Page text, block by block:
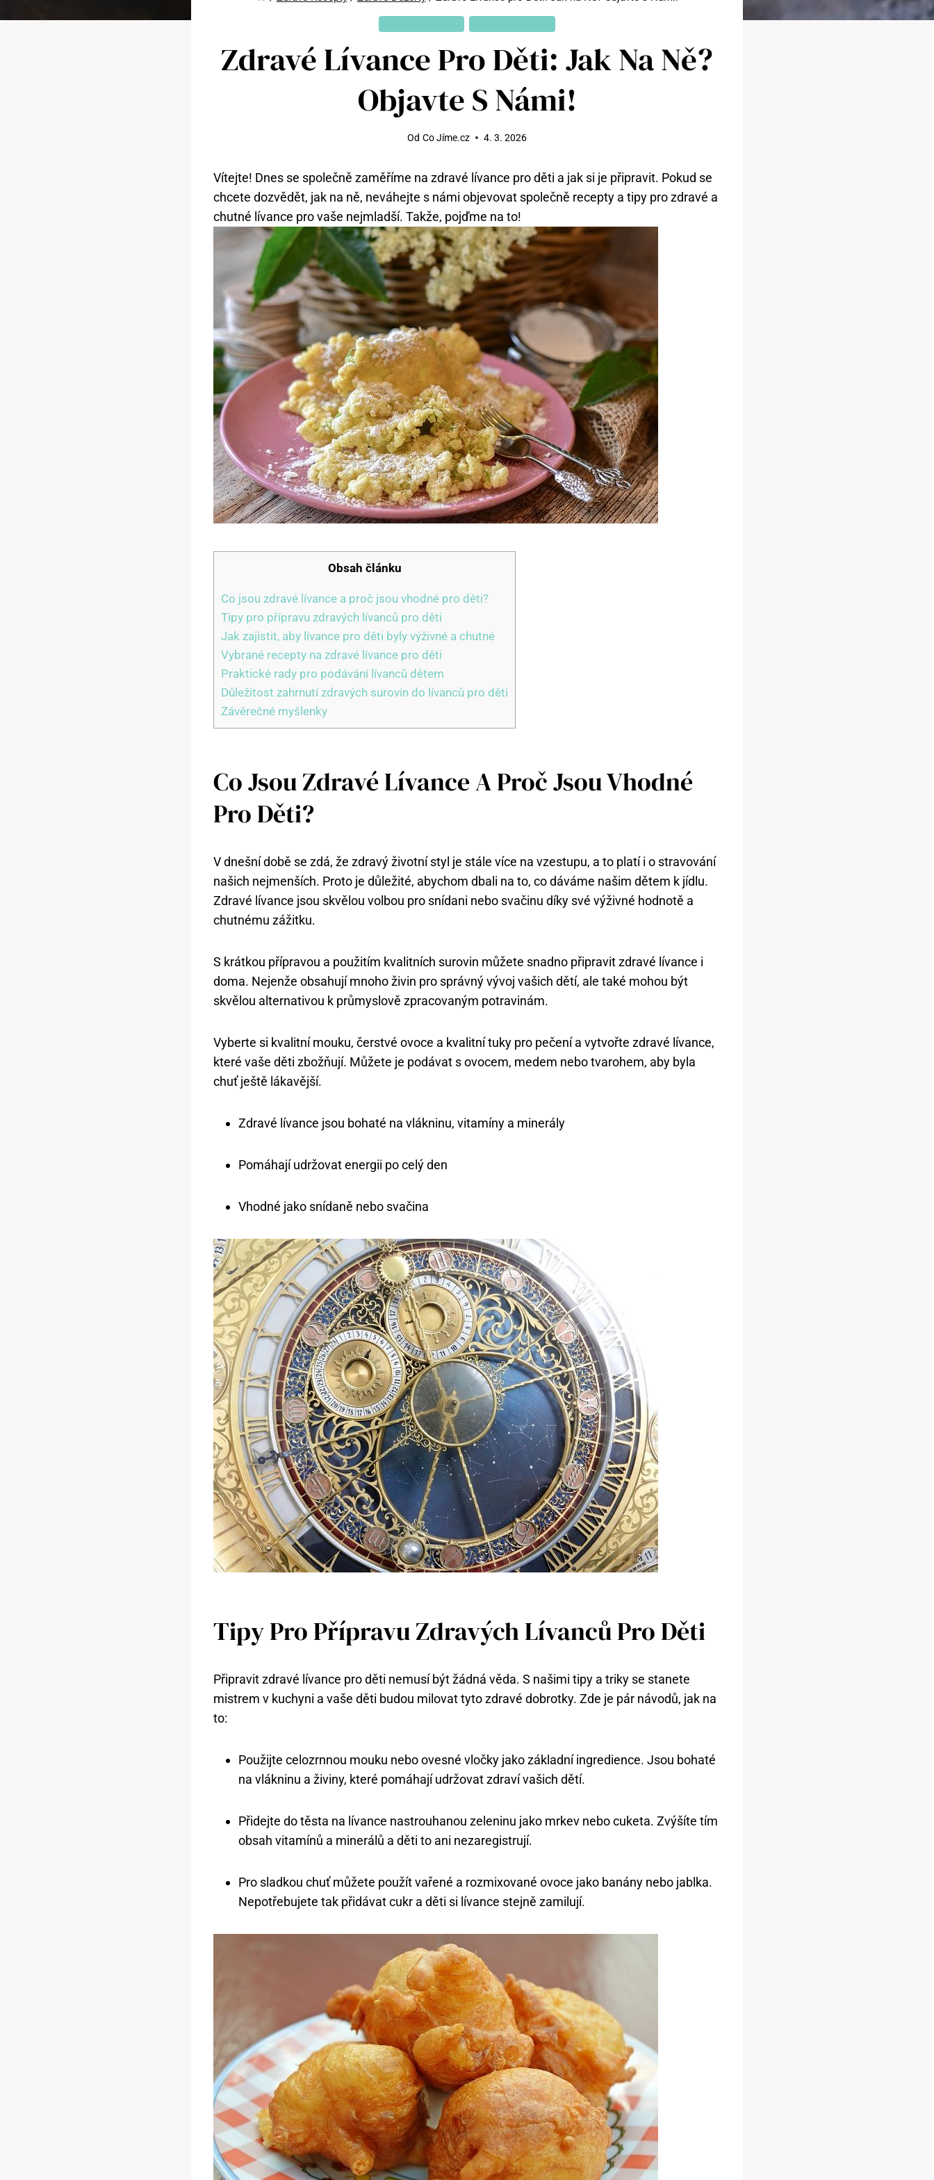
Zdravé Lívance Pro Děti: Jak Na Ně?
Objavte S Námi!
Od Co Jíme.cz 4. 3. 2026
Vítejte! Dnes se společně zaměříme na zdravé lívance pro děti a jak si je připravit. Pokud se
chcete dozvědět, jak na ně, neváhejte s námi objevovat společně recepty a tipy pro zdravé a
chutné lívance pro vaše nejmladší. Takže, pojďme na to!
Obsah článku
Co jsou zdravé lívance a proč jsou vhodné pro děti?
Tipy pro přípravu zdravých lívanců pro děti
Jak zajistit, aby lívance pro děti byly výživné a chutné
Vybrané recepty na zdravé lívance pro děti
Praktické rady pro podávání lívanců dětem
Důležitost zahrnutí zdravých surovin do lívanců pro děti
Závěrečné myšlenky
Co Jsou Zdravé Lívance A Proč Jsou Vhodné
Pro Děti?
V dnešní době se zdá, že zdravý životní styl je stále více na vzestupu, a to platí i o stravování
našich nejmenších. Proto je důležité, abychom dbali na to, co dáváme našim dětem k jídlu.
Zdravé lívance jsou skvělou volbou pro snídani nebo svačinu díky své výživné hodnotě a
chutnému zážitku.
S krátkou přípravou a použitím kvalitních surovin můžete snadno připravit zdravé lívance i
doma. Nejenže obsahují mnoho živin pro správný vývoj vašich dětí, ale také mohou být
skvělou alternativou k průmyslově zpracovaným potravinám.
Vyberte si kvalitní mouku, čerstvé ovoce a kvalitní tuky pro pečení a vytvořte zdravé lívance,
které vaše děti zbožňují. Můžete je podávat s ovocem, medem nebo tvarohem, aby byla
chuť ještě lákavější.
Zdravé lívance jsou bohaté na vlákninu, vitamíny a minerály
Pomáhají udržovat energii po celý den
Vhodné jako snídaně nebo svačina
Tipy Pro Přípravu Zdravých Lívanců Pro Děti
Připravit zdravé lívance pro děti nemusí být žádná věda. S našimi tipy a triky se stanete
mistrem v kuchyni a vaše děti budou milovat tyto zdravé dobrotky. Zde je pár návodů, jak na
to:
Použijte celozrnnou mouku nebo ovesné vločky jako základní ingredience. Jsou bohaté
na vlákninu a živiny, které pomáhají udržovat zdraví vašich dětí.
Přidejte do těsta na lívance nastrouhanou zeleninu jako mrkev nebo cuketa. Zvýšíte tím
obsah vitamínů a minerálů a děti to ani nezaregistrují.
Pro sladkou chuť můžete použít vařené a rozmixované ovoce jako banány nebo jablka.
Nepotřebujete tak přidávat cukr a děti si lívance stejně zamilují.